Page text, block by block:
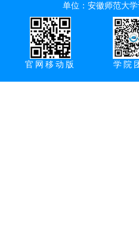
单位：安徽师范大
官网移动版 学院